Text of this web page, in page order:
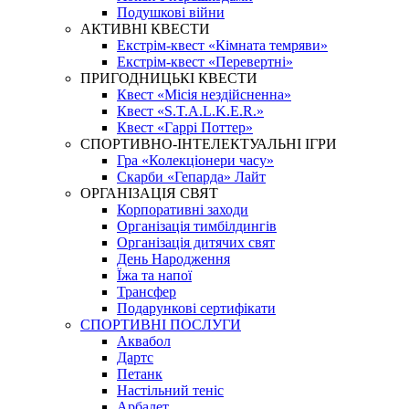
Подушкові війни
АКТИВНІ КВЕСТИ
Екстрім-квест «Кімната темряви»
Екстрім-квест «Перевертні»
ПРИГОДНИЦЬКІ КВЕСТИ
Квест «Місія нездійсненна»
Квест «S.T.A.L.K.E.R.»
Квест «Гаррі Поттер»
СПОРТИВНО-ІНТЕЛЕКТУАЛЬНІ ІГРИ
Гра «Колекціонери часу»
Скарби «Гепарда» Лайт
ОРГАНІЗАЦІЯ СВЯТ
Корпоративні заходи
Організація тимбілдингів
Організація дитячих свят
День Народження
Їжа та напої
Трансфер
Подарункові сертифікати
СПОРТИВНІ ПОСЛУГИ
Аквабол
Дартс
Петанк
Настільний теніс